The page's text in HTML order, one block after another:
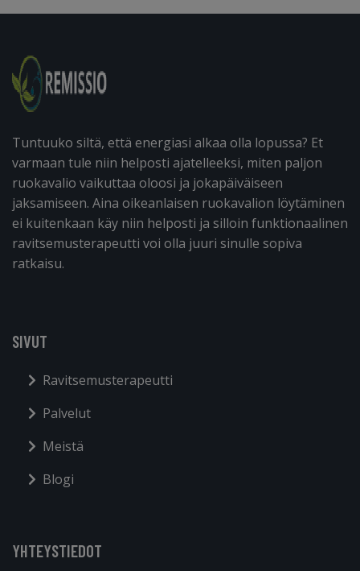
Tuntuuko siltä, että energiasi alkaa olla lopussa? Et
varmaan tule niin helposti ajatelleeksi, miten paljon
ruokavalio vaikuttaa oloosi ja jokapäiväiseen
jaksamiseen. Aina oikeanlaisen ruokavalion löytäminen
ei kuitenkaan käy niin helposti ja silloin funktionaalinen
ravitsemusterapeutti voi olla juuri sinulle sopiva
ratkaisu.
SIVUT
Ravitsemusterapeutti
Palvelut
Meistä
Blogi
YHTEYSTIEDOT